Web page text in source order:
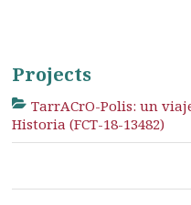
Projects
TarrACrO-Polis: un
Historia (FCT-18-13482)